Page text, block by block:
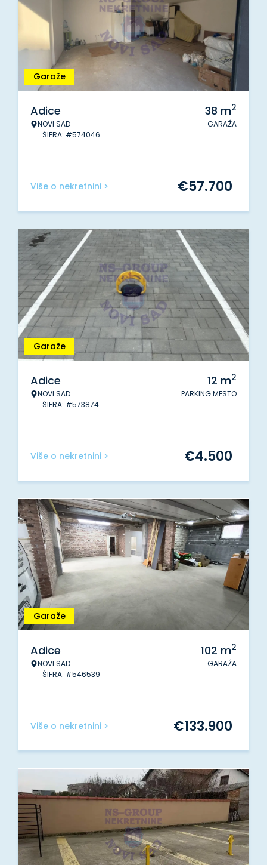
Garaže
Adice
NOVI SAD
ŠIFRA: #574046
38 m2
GARAŽA
Više o nekretnini > €57.700
Garaže
Adice
NOVI SAD
ŠIFRA: #573874
12 m2
PARKING MESTO
Više o nekretnini > €4.500
Garaže
Adice
NOVI SAD
ŠIFRA: #546539
102 m2
GARAŽA
Više o nekretnini > €133.900